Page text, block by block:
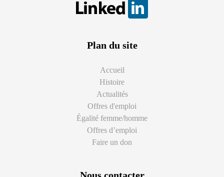
Plan du site
Accueil
Histoire
Actualités
Offres d'emploi
Égalité femme/homme
Offres d’emploi
Faire un don